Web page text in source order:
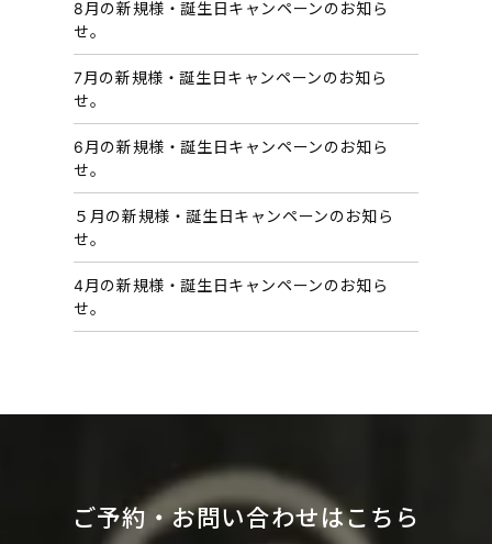
ブ
8月の新規様・誕生日キャンペーンのお知ら
せ。
7月の新規様・誕生日キャンペーンのお知ら
せ。
6月の新規様・誕生日キャンペーンのお知ら
せ。
５月の新規様・誕生日キャンペーンのお知ら
せ。
4月の新規様・誕生日キャンペーンのお知ら
せ。
ご予約・お問い合わせはこちら